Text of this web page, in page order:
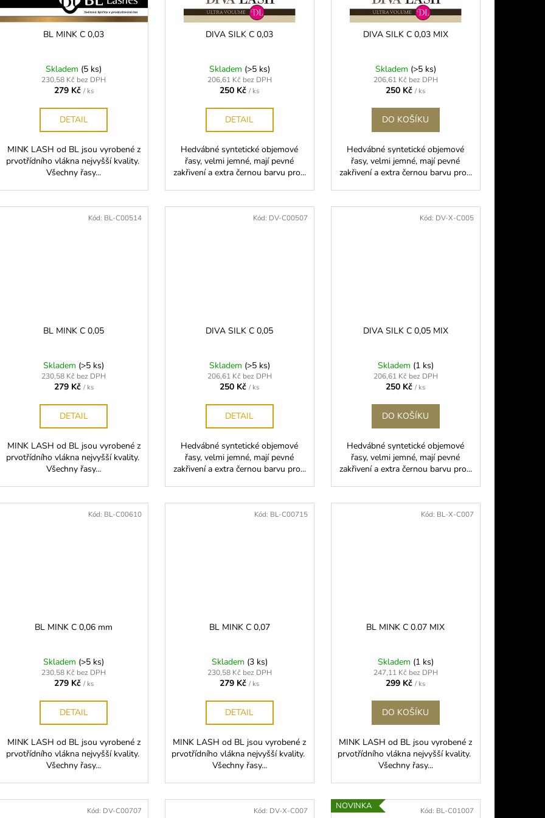
BL MINK C 0,03
Skladem (5 ks)
230,58 Kč bez DPH
279 Kč / ks
DETAIL
MINK LASH od BL jsou vyrobené z
prvotřídního vlákna nejvyšší kvality.
Všechny řasy...
DIVA SILK C 0,03
Skladem (>5 ks)
206,61 Kč bez DPH
250 Kč/ ks
DETAIL
Hedvábné syntetické objemové
řasy, velmi jemné, mají pevné
zakřivení a extra černou barvu pro...
DIVA SILK C 0,03 MIX
Skladem (>5 ks)
206,61 Kč bez DPH
250 Kč/ ks
DO KOŠÍKU
Hedvábné syntetické objemové
řasy, velmi jemné, mají pevné
zakřivení a extra černou barvu pro...
BL MINK C 0,05
Skladem (>5 ks)
230,58 Kč bez DPH
279 Kč / ks
DETAIL
MINK LASH od BL jsou vyrobené z
prvotřídního vlákna nejvyšší kvality.
Všechny řasy...
Kód: BL-C00514
DIVA SILK C 0,05
Skladem (>5 ks)
206,61 Kč bez DPH
250 Kč/ ks
DETAIL
Hedvábné syntetické objemové
řasy, velmi jemné, mají pevné
zakřivení a extra černou barvu pro...
Kód: DV-C00507
DIVA SILK C 0,05 MIX
Skladem (1 ks)
206,61 Kč bez DPH
250 Kč/ ks
DO KOŠÍKU
Hedvábné syntetické objemové
řasy, velmi jemné, mají pevné
zakřivení a extra černou barvu pro...
Kód: DV-X-C005
BL MINK C 0,06 mm
Skladem (>5 ks)
230,58 Kč bez DPH
279 Kč / ks
DETAIL
MINK LASH od BL jsou vyrobené z
prvotřídního vlákna nejvyšší kvality.
Všechny řasy...
Kód: BL-C00610
BL MINK C 0,07
Skladem (3 ks)
230,58 Kč bez DPH
279 Kč/ ks
DETAIL
MINK LASH od BL jsou vyrobené z
prvotřídního vlákna nejvyšší kvality.
Všechny řasy...
Kód: BL-C00715
BL MINK C 0.07 MIX
Skladem (1 ks)
247,11 Kč bez DPH
299 Kč/ ks
DO KOŠÍKU
MINK LASH od BL jsou vyrobené z
prvotřídního vlákna nejvyšší kvality.
Všechny řasy...
Kód: BL-X-C007
Kód: DV-C00707 Kód: DV-X-C007 NOVINKA Kód: BL-C01007